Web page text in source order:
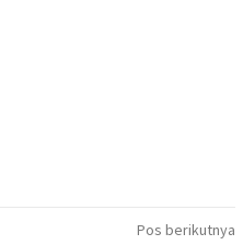
Pos berikutnya